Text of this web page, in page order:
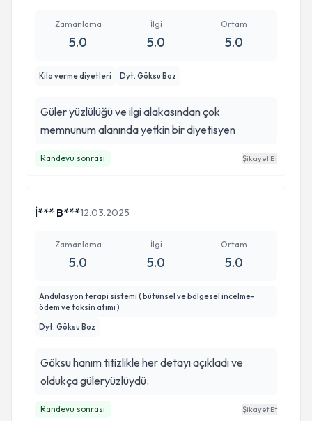
Zamanlama
5.0
İlgi
5.0
Ortam
5.0
Kilo verme diyetleri Dyt. Göksu Boz
Güler yüzlülüğü ve ilgi alakasından çok
memnunum alanında yetkin bir diyetisyen
Randevu sonrası Şikayet Et
İ*** B***12.03.2025
Zamanlama
5.0
İlgi
5.0
Ortam
5.0
Andulasyon terapi sistemi ( bütünsel ve bölgesel incelme-
ödem ve toksin atımı )
Dyt. Göksu Boz
Göksu hanım titizlikle her detayı açıkladı ve
oldukça güleryüzlüydü.
Randevu sonrası Şikayet Et